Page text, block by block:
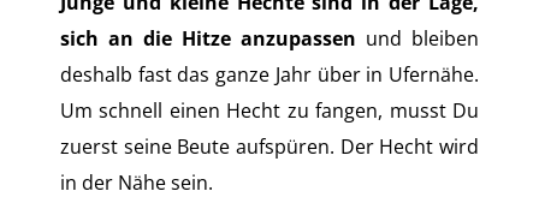
sich an die Hitze anzupassen und bleiben
deshalb fast das ganze Jahr über in Ufernähe.
Um schnell einen Hecht zu fangen, musst Du
zuerst seine Beute aufspüren. Der Hecht wird
in der Nähe sein.